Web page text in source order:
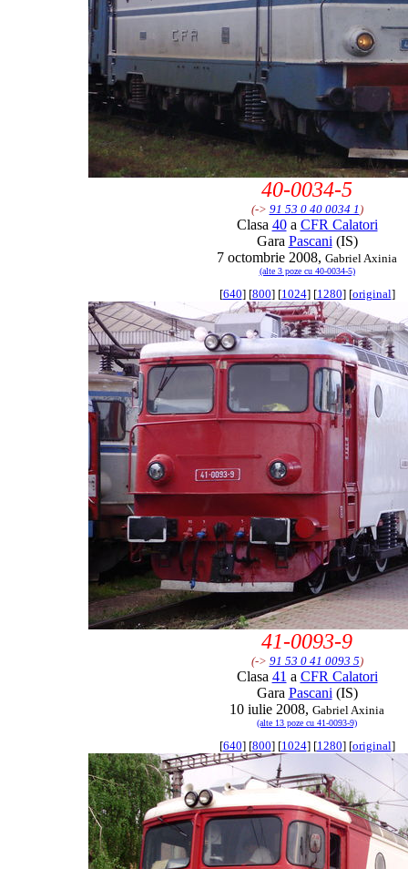
40-0034-5
(-> 91 53 0 40 0034 1 )
Clasa 40a CFR Calatori
Gara Pascani (IS)
7 octombrie 2008, Gabriel Axinia
(alte 3 poze cu 40-0034-5)
[640] [800] [1024] [1280] [original]
41-0093-9
(-> 91 53 0 41 0093 5)
Clasa 41 a CFR Calatori
Gara Pascani (IS)
10 iulie 2008, Gabriel Axinia
(alte 13 poze cu 41-0093-9)
[640] [800] [1024] [1280] [original]